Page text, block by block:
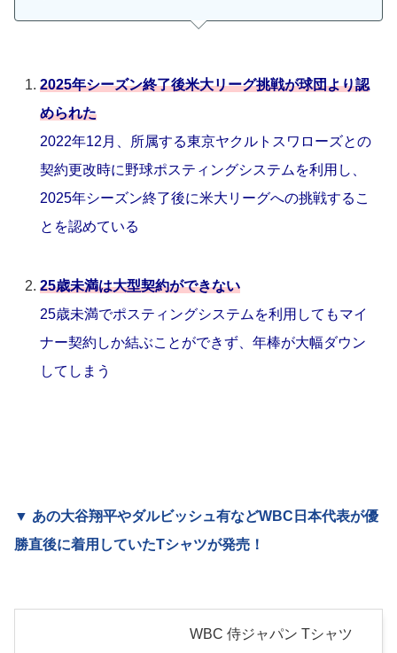
2025年シーズン終了後米大リーグ挑戦が球団より認
められた
2022年12月、所属する東京ヤクルトスワローズとの
契約更改時に野球ポスティングシステムを利用し、
2025年シーズン終了後に米大リーグへの挑戦するこ
とを認めている
25歳未満は大型契約ができない
25歳未満でポスティングシステムを利用してもマイ
ナー契約しか結ぶことができず、年棒が大幅ダウン
してしまう
▼ あの大谷翔平やダルビッシュ有などWBC日本代表が優
勝直後に着用していたTシャツが発売！
WBC 侍ジャパン Tシャツ